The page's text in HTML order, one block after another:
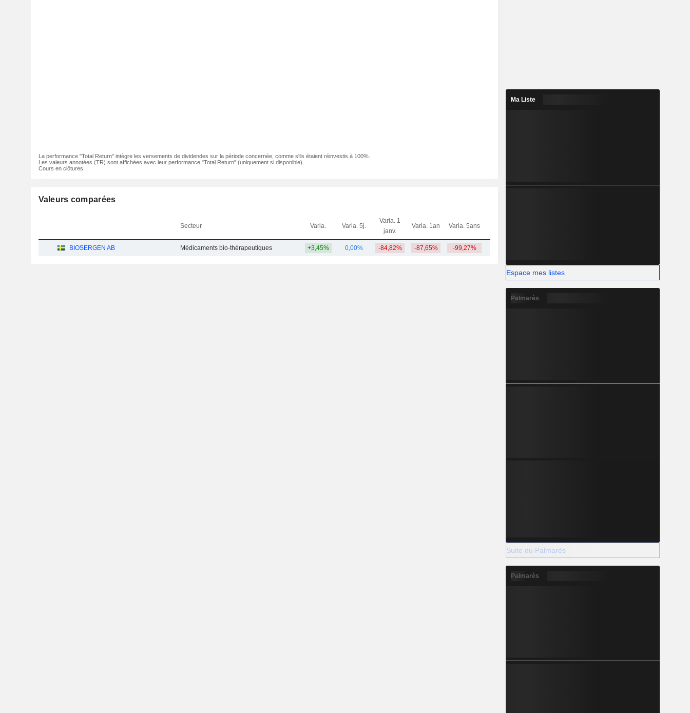
La performance "Total Return" intègre les versements de dividendes sur la période concernée, comme s'ils étaient réinvestis à 100%.
Les valeurs annotées (TR) sont affichées avec leur performance "Total Return" (uniquement si disponible)
Cours en clôtures
Valeurs comparées
Secteur Varia. Varia. 5j.
Varia. 1
janv.
Varia. 1an Varia. 5ans
BIOSERGEN AB Médicaments bio-thérapeutiques +3,45% 0,00% -84,82% -87,65% -99,27%
Ma Liste
Espace mes listes
Palmarès
Suite du Palmarès
Palmarès